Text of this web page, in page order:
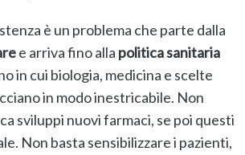
è un problema che parte dalla
e arriva fino alla politica sanitaria
in cui biologia, medicina e scelte
in modo inestricabile. Non
sviluppi nuovi farmaci, se poi questi
Non basta sensibilizzare i pazienti,